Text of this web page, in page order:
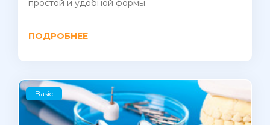
простой и удобной формы.
ПОДРОБНЕЕ
Basic